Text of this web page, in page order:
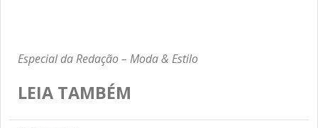
Especial da Redação – Moda & Estilo
LEIA TAMBÉM